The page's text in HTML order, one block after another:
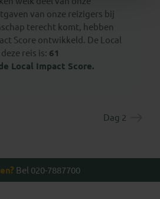
van onze reizigers bij
terecht komt, hebben
Score ontwikkeld. De Local
reis is: 61
Local Impact Score.
Dag 2
Bel 020-7887700